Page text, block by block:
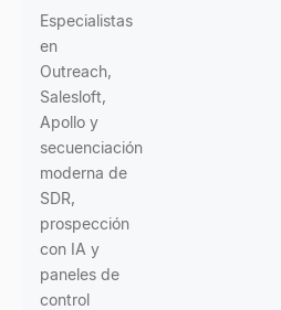
Especialistas
en
Outreach,
Salesloft,
Apollo y
secuenciación
moderna de
SDR,
prospección
con IA y
paneles de
control